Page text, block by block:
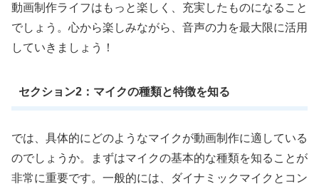
動画制作ライフはもっと楽しく、充実したものになること
でしょう。心から楽しみながら、音声の力を最大限に活用
していきましょう！
セクション2：マイクの種類と特徴を知る
では、具体的にどのようなマイクが動画制作に適している
のでしょうか。まずはマイクの基本的な種類を知ることが
非常に重要です。一般的には、ダイナミックマイクとコン